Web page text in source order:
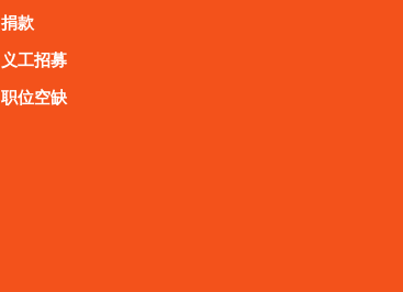
捐款
义工招募
职位空缺